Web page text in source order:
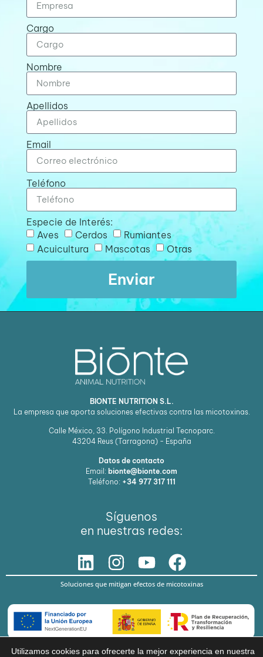
Cargo
Nombre
Apellidos
Email
Teléfono
Especie de Interés:
Aves
Cerdos
Rumiantes
Acuicultura
Mascotas Otras
Enviar
BIONTE NUTRITION S.L.
La empresa que aporta soluciones efectivas contra las micotoxinas.
Calle México, 33. Polígono Industrial Tecnoparc.
43204 Reus (Tarragona) - España
Datos de contacto
Email: bionte@bionte.com
Teléfono: +34 977 317 111
Síguenos
en nuestras redes:
Soluciones que mitigan efectos de micotoxinas
Utilizamos cookies para ofrecerte la mejor experiencia en nuestra